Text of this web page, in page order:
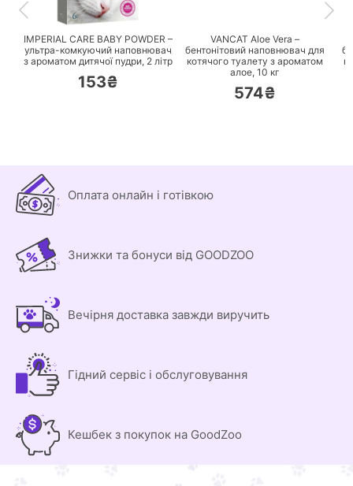
ПЕРЕЙТИ
IMPERIAL CARE BABY POWDER –
ультра-комкуючий наповнювач
з ароматом дитячої пудри, 2 літр
153₴
VANCAT Aloe Vera –
бентонітовий наповнювач для
котячого туалету з ароматом
алое, 10 кг
574₴
Оплата онлайн і готівкою
Знижки та бонуси від GOODZOO
Вечірня доставка завжди виручить
Гідний сервіс і обслуговування
Кешбек з покупок на GoodZoo